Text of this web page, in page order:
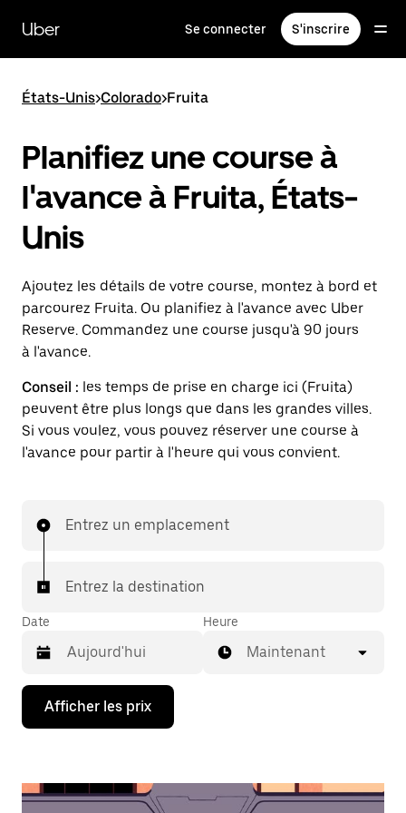
contenu
principal
Uber Se connecter S'inscrire
États-Unis>Colorado>Fruita
Planifiez une course à
l'avance à Fruita, États-
Unis
Ajoutez les détails de votre course, montez à bord et
parcourez Fruita. Ou planifiez à l'avance avec Uber
Reserve. Commandez une course jusqu'à 90 jours
à l'avance.
Conseil : les temps de prise en charge ici (Fruita)
peuvent être plus longs que dans les grandes villes.
Si vous voulez, vous pouvez réserver une course à
l'avance pour partir à l'heure qui vous convient.
Entrez un emplacement
Entrez la destination
Date
Appuyez
la
bas
Heure
Maintenant
Afficher les prix